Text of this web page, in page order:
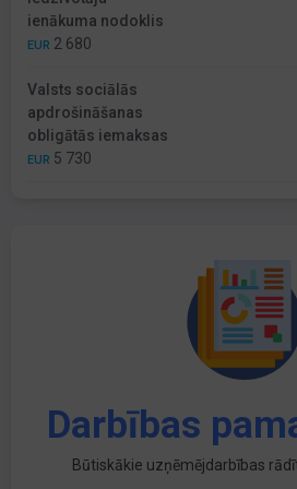
ienākuma nodoklis
EUR 2 680
Valsts sociālās
apdrošināšanas
obligātās iemaksas
EUR 5 730
Darbības
Būtiskākie uzņēmējdarbības